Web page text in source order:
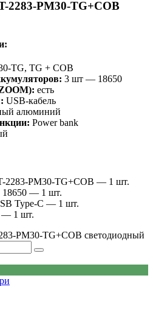
2283-PM30-TG+COB
TG, TG + COB
3 шт — 18650
есть
USB-кабель
алюминий
Power bank
2283-PM30-TG+COB — 1 шт.
18650 — 1 шт.
Type-C — 1 шт.
— 1 шт.
PM30-TG+COB светодиодный